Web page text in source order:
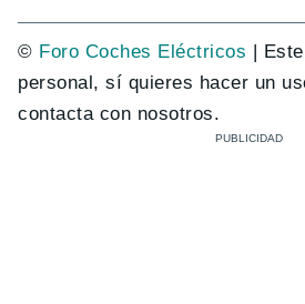
© Foro Coches Eléctricos |
personal, sí quieres hacer un
contacta con nosotros.